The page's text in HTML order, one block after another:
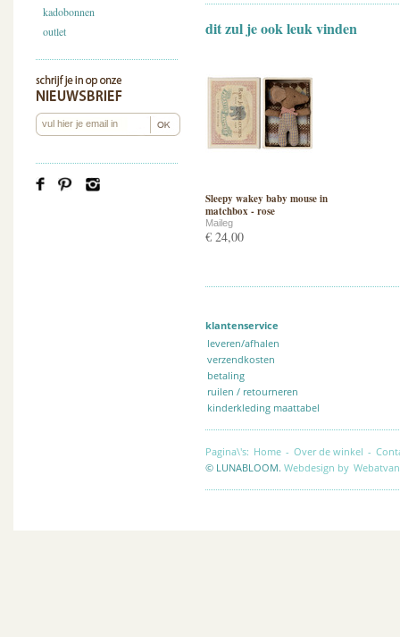
kadobonnen
outlet
dit zul je ook leuk vinden
Sleepy wakey baby mouse in
matchbox - rose
Maileg
€ 24,00
klantenservice
leveren/afhalen
verzendkosten
betaling
ruilen / retourneren
kinderkleding maattabel
Pagina\'s: Home - Over de winkel -
© LUNABLOOM. Webdesign by